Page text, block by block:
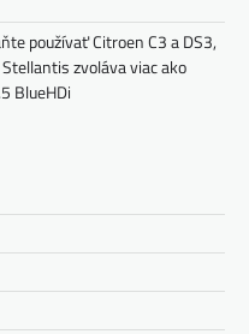
používať Citroen C3 a DS3,
Stellantis zvoláva viac ako
BlueHDi